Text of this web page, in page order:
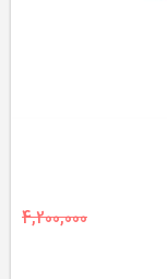
4,200,000